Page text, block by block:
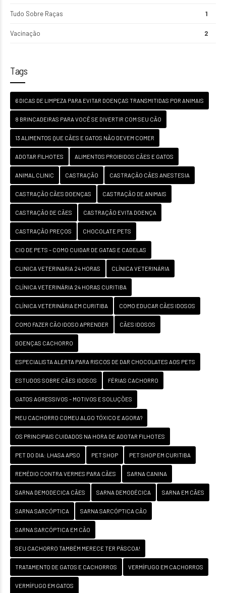
Tudo Sobre Raças 1
Vacinação 2
Tags
6 DICAS DE LIMPEZA PARA EVITAR DOENÇAS TRANSMITIDAS POR ANIMAIS
8 BRINCADEIRAS PARA VOCÊ SE DIVERTIR COM SEU CÃO
13 ALIMENTOS QUE CÃES E GATOS NÃO DEVEM COMER
ADOTAR FILHOTES ALIMENTOS PROIBIDOS CÃES E GATOS
ANIMAL CLINIC CASTRAÇÃO CASTRAÇÃO CÃES ANESTESIA
CASTRAÇÃO CÃES DOENÇAS CASTRAÇÃO DE ANIMAIS
CASTRAÇÃO DE CÃES CASTRAÇÃO EVITA DOENÇA
CASTRAÇÃO PREÇOS CHOCOLATE PETS
CIO DE PETS – COMO CUIDAR DE GATAS E CADELAS
CLINICA VETERINARIA 24 HORAS CLÍNICA VETERINÁRIA
CLÍNICA VETERINÁRIA 24 HORAS CURITIBA
CLÍNICA VETERINÁRIA EM CURITIBA COMO EDUCAR CÃES IDOSOS
COMO FAZER CÃO IDOSO APRENDER CÃES IDOSOS
DOENÇAS CACHORRO
ESPECIALISTA ALERTA PARA RISCOS DE DAR CHOCOLATES AOS PETS
ESTUDOS SOBRE CÃES IDOSOS FÉRIAS CACHORRO
GATOS AGRESSIVOS – MOTIVOS E SOLUÇÕES
MEU CACHORRO COMEU ALGO TÓXICO E AGORA?
OS PRINCIPAIS CUIDADOS NA HORA DE ADOTAR FILHOTES
PET DO DIA: LHASA APSO PET SHOP PET SHOP EM CURITIBA
REMÉDIO CONTRA VERMES PARA CÃES SARNA CANINA
SARNA DEMODECICA CÃES SARNA DEMODÉCICA SARNA EM CÃES
SARNA SARCÓPTICA SARNA SARCÓPTICA CÃO
SARNA SARCÓPTICA EM CÃO
SEU CACHORRO TAMBÉM MERECE TER PÁSCOA!
TRATAMENTO DE GATOS E CACHORROS VERMÍFUGO EM CACHORROS
VERMÍFUGO EM GATOS